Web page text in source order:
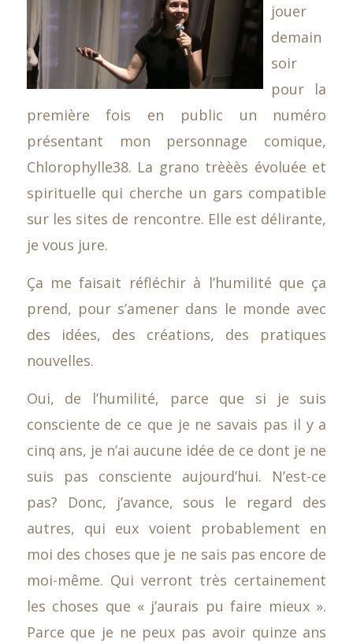
jouer
demain
soir
pour la
première fois en public un numéro
présentant mon personnage comique,
Chlorophylle38. La grano trèèès évoluée et
spirituelle qui cherche un gars compatible
sur les sites de rencontre. Elle est délirante,
je vous jure.
Ça me faisait réfléchir à l’humilité que ça
prend, pour s’amener dans le monde avec
des idées, des créations, des pratiques
nouvelles.
Oui, de l’humilité, parce que si je suis
consciente de ce que je ne savais pas il y a
cinq ans, je n’ai aucune idée de ce dont je ne
suis pas consciente aujourd’hui. N’est-ce
pas? Donc, j’avance, sous le regard des
autres, qui eux voient probablement en
moi des choses que je ne sais pas encore de
moi-même. Qui verront très certainement
les choses que « j’aurais pu faire mieux ».
Parce que je ne peux pas avoir quinze ans